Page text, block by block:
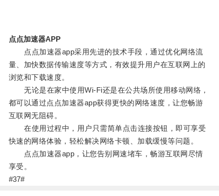
点点加速器APP
点点加速器app采用先进的技术手段，通过优化网络流
量、加快数据传输速度等方式，有效提升用户在互联网上的
浏览和下载速度。
无论是在家中使用Wi-Fi还是在公共场所使用移动网络，
都可以通过点点加速器app获得更快的网络速度，让您畅游
互联网无阻碍。
在使用过程中，用户只需简单点击连接按钮，即可享受
快速的网络体验，轻松解决网络卡顿、加载缓慢等问题。
点点加速器app，让您告别网速堵车，畅游互联网尽情
享受。
#37#